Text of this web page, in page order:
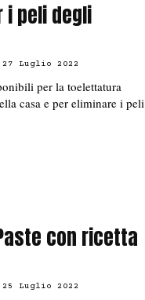
i peli degli
27 Luglio 2022
per la toelettatura
casa e per eliminare i peli
con ricetta
25 Luglio 2022